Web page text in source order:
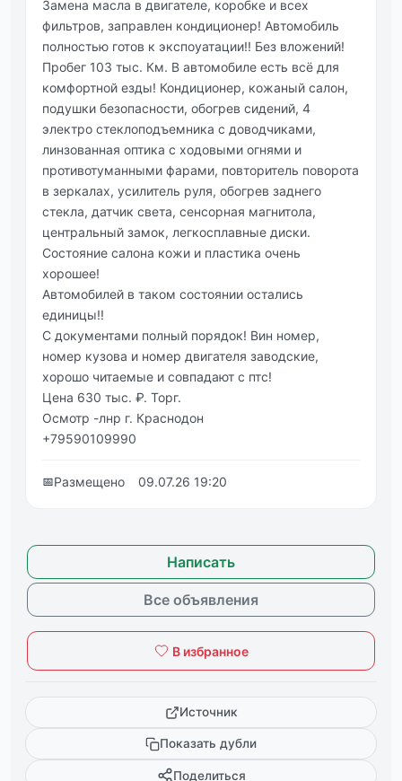
Замена масла в двигателе, коробке и всех
фильтров, заправлен кондиционер! Автомобиль
полностью готов к экспоуатации!! Без вложений!
Пробег 103 тыс. Км. В автомобиле есть всё для
комфортной езды! Кондиционер, кожаный салон,
подушки безопасности, обогрев сидений, 4
электро стеклоподъемника с доводчиками,
линзованная оптика с ходовыми огнями и
противотуманными фарами, повторитель поворота
в зеркалах, усилитель руля, обогрев заднего
стекла, датчик света, сенсорная магнитола,
центральный замок, легкосплавные диски.
Состояние салона кожи и пластика очень
хорошее!
Автомобилей в таком состоянии остались
единицы!!
С документами полный порядок! Вин номер,
номер кузова и номер двигателя заводские,
хорошо читаемые и совпадают с птс!
Цена 630 тыс. ₽. Торг.
Осмотр -лнр г. Краснодон
+79590109990
📅Размещено 09.07.26 19:20
Написать
Все объявления
В избранное
Источник
Показать дубли
Поделиться